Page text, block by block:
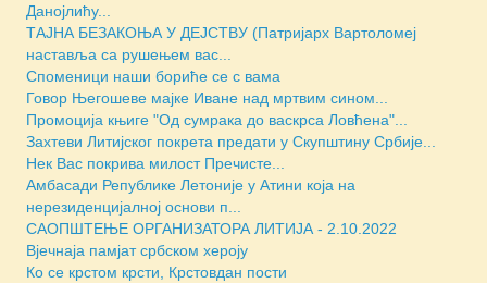
Данојлићу...
ТАЈНА БЕЗАКОЊА У ДЕЈСТВУ (Патријарх Вартоломеј
наставља са рушењем вас...
Споменици наши бориће се с вама
Говор Његошеве мајке Иване над мртвим сином...
Промоција књиге "Од сумрака до васкрса Ловћена"...
Захтеви Литијског покрета предати у Скупштину Србије...
Нек Вас покрива милост Пречисте...
Амбасади Републике Летоније у Атини која на
нерезиденцијалној основи п...
САОПШТЕЊЕ ОРГАНИЗАТОРА ЛИТИЈА - 2.10.2022
Вјечнаја памјат србском хероју
Ко се крстом крсти, Крстовдан пости